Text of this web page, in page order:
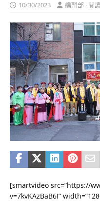
10/30/2023 編輯部 · 閱
[smartvideo src=”https://
v=7kvKAzBaB6I”